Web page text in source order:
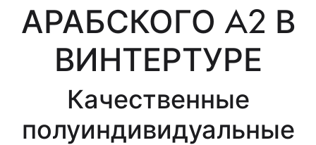
АРАБСКОГО A2 В
ВИНТЕРТУРЕ
Качественные
полуиндивидуальные